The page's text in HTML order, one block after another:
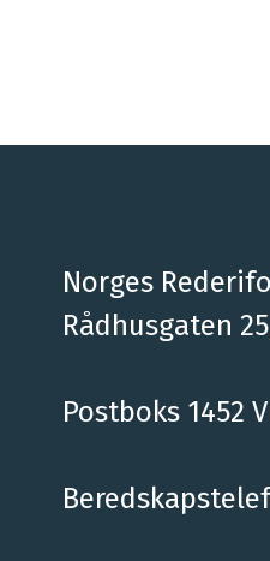
Norges
Rådhusgaten
Postboks 1452